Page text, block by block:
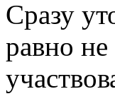
Сразу
равно